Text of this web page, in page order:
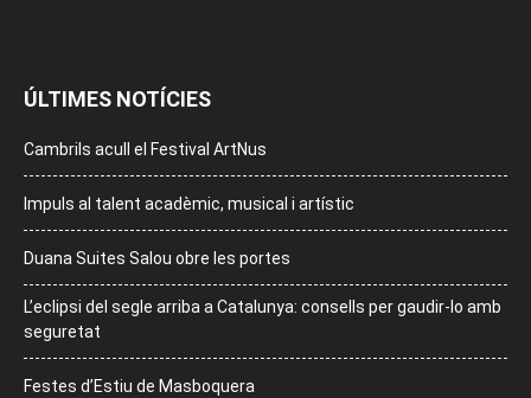
ÚLTIMES NOTÍCIES
Cambrils acull el Festival ArtNus
Impuls al talent acadèmic, musical i artístic
Duana Suites Salou obre les portes
L’eclipsi del segle arriba a Catalunya: consells per gaudir-lo amb
seguretat
Festes d’Estiu de Masboquera